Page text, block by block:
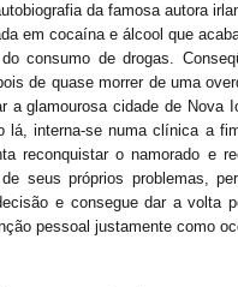
da famosa autora
em cocaína e álcool que
consumo de drogas.
de quase morrer de uma
a glamourosa cidade de
lá, interna-se numa clínica a
reconquistar o namorado e
seus próprios problemas,
e consegue dar a volta
pessoal justamente como